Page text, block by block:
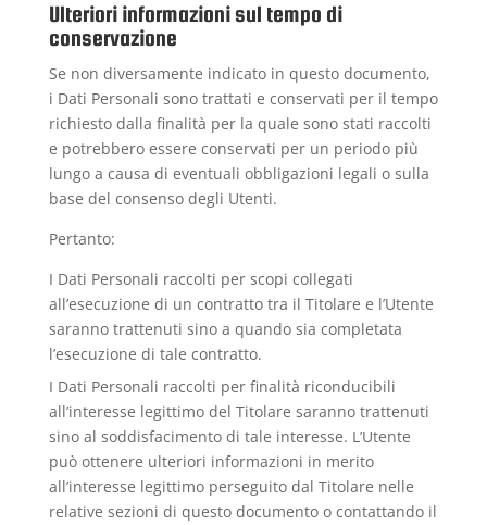
Ulteriori informazioni sul tempo di
conservazione
Se non diversamente indicato in questo documento,
i Dati Personali sono trattati e conservati per il tempo
richiesto dalla finalità per la quale sono stati raccolti
e potrebbero essere conservati per un periodo più
lungo a causa di eventuali obbligazioni legali o sulla
base del consenso degli Utenti.
Pertanto:
I Dati Personali raccolti per scopi collegati
all’esecuzione di un contratto tra il Titolare e l’Utente
saranno trattenuti sino a quando sia completata
l’esecuzione di tale contratto.
I Dati Personali raccolti per finalità riconducibili
all’interesse legittimo del Titolare saranno trattenuti
sino al soddisfacimento di tale interesse. L’Utente
può ottenere ulteriori informazioni in merito
all’interesse legittimo perseguito dal Titolare nelle
relative sezioni di questo documento o contattando il